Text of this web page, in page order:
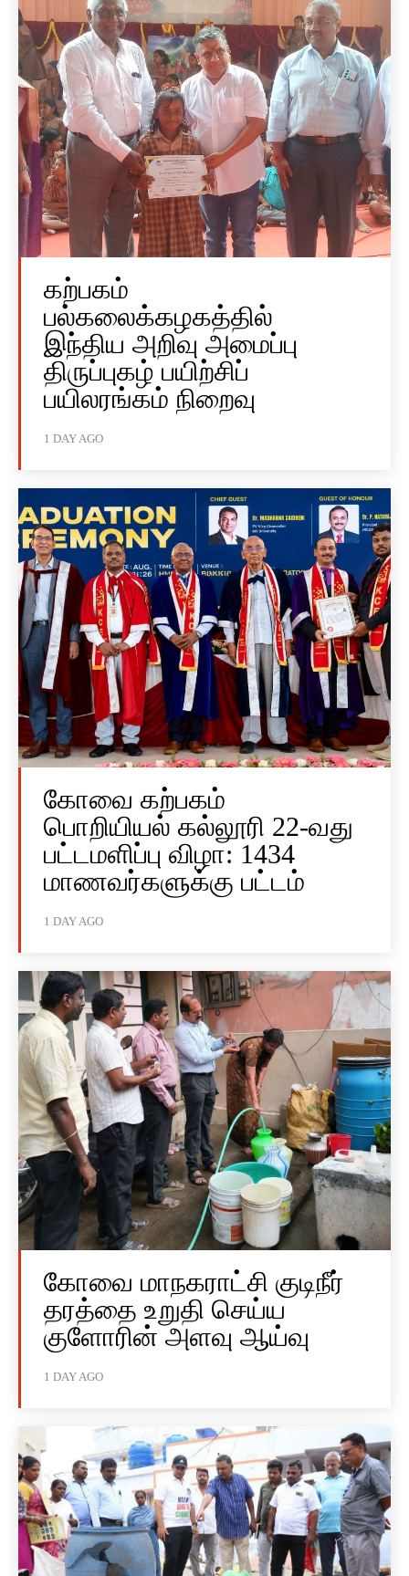
கற்பகம்
பல்கலைக்கழகத்தில்
இந்திய அறிவு அமைப்பு
திருப்புகழ் பயிற்சிப்
பயிலரங்கம் நிறைவு
1 DAY AGO
கோவை கற்பகம்
பொறியியல் கல்லூரி 22-வது
பட்டமளிப்பு விழா: 1434
மாணவர்களுக்கு பட்டம்
1 DAY AGO
கோவை மாநகராட்சி குடிநீர்
தரத்தை உறுதி செய்ய
குளோரின் அளவு ஆய்வு
1 DAY AGO